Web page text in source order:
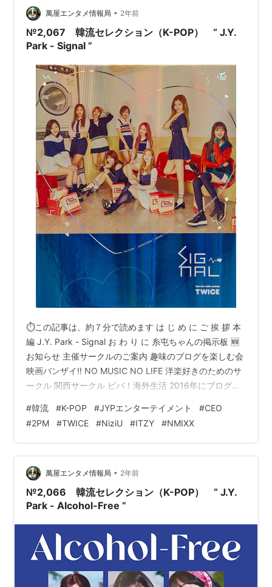
萬屋エンタメ情報局 • 2年前
№2,067 韓流セレクション（K-POP） “ J.Y.
Park - Signal ”
⏱この記事は、約７分で読めます は じ め に ご 挨 拶 本
編 J.Y. Park - Signal お わ り に 糸屯ちゃんの掲示板 🆕
お知らせ 主催サークルのご案内 趣味のブログを楽しむ会
映画バンザイ!! NO MUSIC NO LIFE 洋楽好きのためのサ
ークル 関西サークル ビバ！海外生活 2016年にブログを
タグ（IN POINT） やる気✖１００倍 ポパイのほうれん
草 は じ め に ご 挨 拶 おばんです 🍺 白石ですさて本日
のテーマも、怒涛の 韓流セレクション（K-POP） です！
こんばんは 🍶 _ _))ﾍﾟｺﾘ…
#韓流 #K-POP #JYPエンターテイメント #CEO
#2PM #TWICE #NiziU #ITZY #NMIXX
萬屋エンタメ情報局 • 2年前
№2,066 韓流セレクション（K-POP） “ J.Y.
Park - Alcohol-Free ”